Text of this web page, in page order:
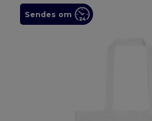
Sendes om